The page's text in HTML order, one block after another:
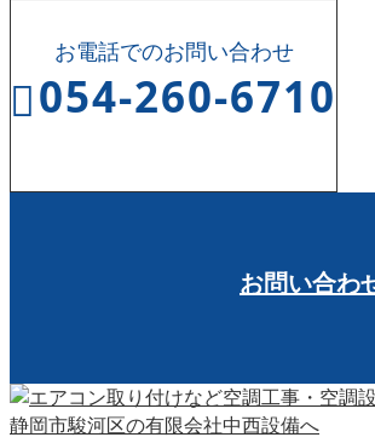
お電話でのお問い合わせ
054-260-6710
お問い合わ